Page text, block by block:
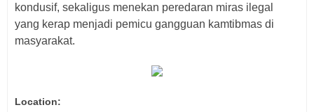
kondusif, sekaligus menekan peredaran miras ilegal
yang kerap menjadi pemicu gangguan kamtibmas di
masyarakat.
Location: